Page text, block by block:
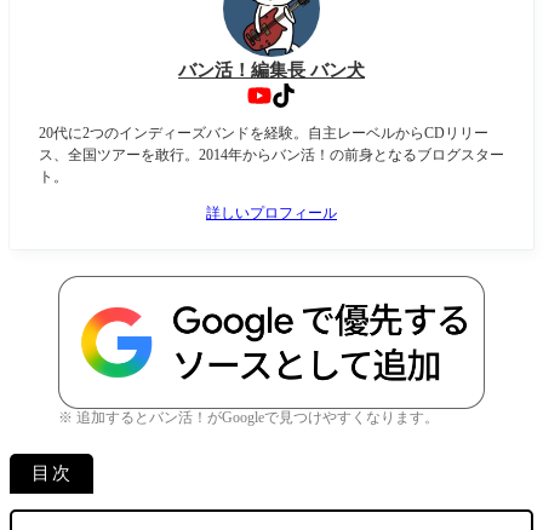
バン活！編集長 バン犬
20代に2つのインディーズバンドを経験。自主レーベルからCDリリー
ス、全国ツアーを敢行。2014年からバン活！の前身となるブログスター
ト。
詳しいプロフィール
※ 追加するとバン活！がGoogleで見つけやすくなります。
目次